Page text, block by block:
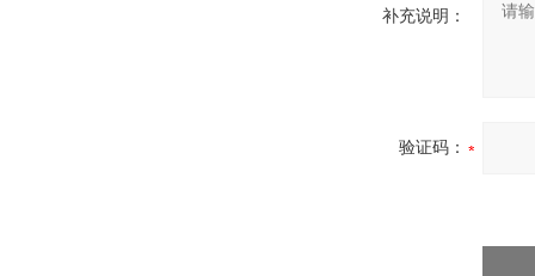
补充说明：
验证码：